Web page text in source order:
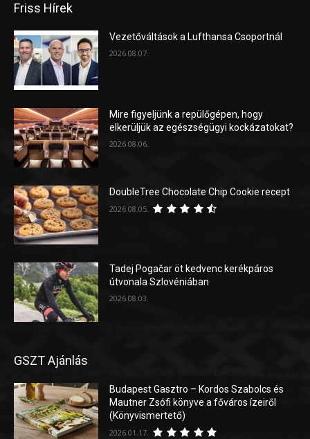
Friss Hírek
Vezetőváltások a Lufthansa Csoportnál
2026.08.07.
Mire figyeljünk a repülőgépen, hogy
elkerüljük az egészségügyi kockázatokat?
2026.08.06.
DoubleTree Chocolate Chip Cookie recept
2026.08.05.
Tadej Pogačar öt kedvenc kerékpáros
útvonala Szlovéniában
2026.08.03.
GSZT Ajánlás
Budapest Gasztro – Kordos Szabolcs és
Mautner Zsófi könyve a főváros ízeiről
(Könyvismertető)
2026.01.17.